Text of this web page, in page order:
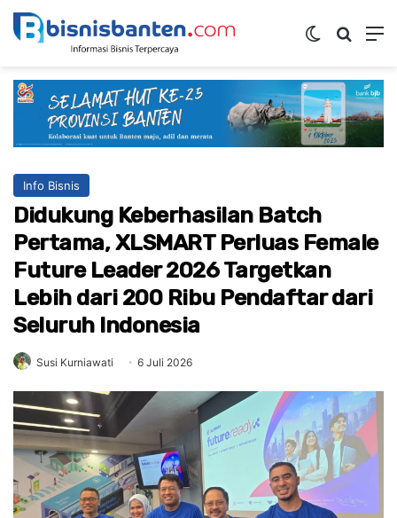
Switch skin
Info Bisnis
Didukung Keberhasilan Batch
Pertama, XLSMART Perluas Female
Future Leader 2026 Targetkan
Lebih dari 200 Ribu Pendaftar dari
Seluruh Indonesia
Susi Kurniawati 6 Juli 2026